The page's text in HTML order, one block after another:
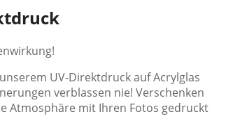
UV-Direktdruck auf Acrylglas
verblassen nie! Verschenken
Atmosphäre mit Ihren Fotos gedruckt